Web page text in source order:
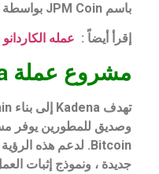
باسم JPM Coin بواسطة Stuart and Will.
إقرأ أيضاً : عمله الكاردانو ADA سعرها مستقبلها
مشروع عملة kadena
وصديق للمطورين يوفر